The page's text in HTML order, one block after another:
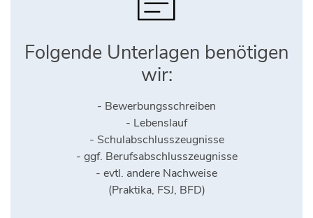
Folgende Unterlagen benötigen
wir:
- Bewerbungsschreiben
- Lebenslauf
- Schulabschlusszeugnisse
- ggf. Berufsabschlusszeugnisse
- evtl. andere Nachweise
(Praktika, FSJ, BFD)